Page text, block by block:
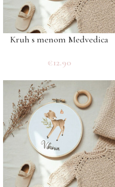
Kruh s menom Medvedica
€12.90